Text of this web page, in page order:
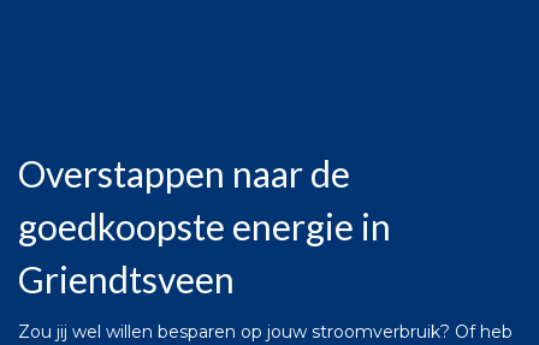
Overstappen naar de
goedkoopste energie in
Griendtsveen
Zou jij wel willen besparen op jouw stroomverbruik? Of heb